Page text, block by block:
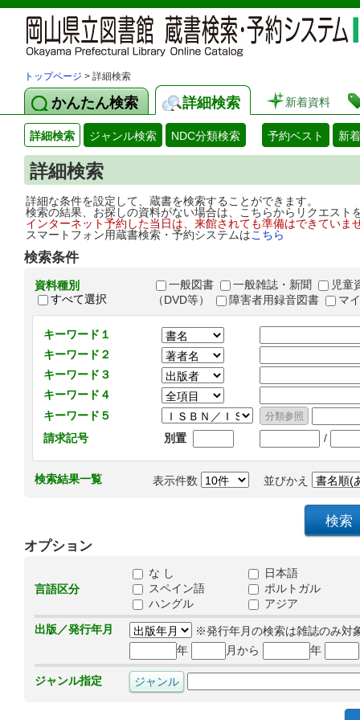
トップページ > 詳細検索
かんたん検索 詳細検索 新着資料
詳細検索 ジャンル検索 NDC分類検索 予約ベスト 新
詳細検索
詳細な条件を設定して、蔵書を検索することができます。
検索の結果、お探しの資料がない場合は、こちらからリクエス
インターネット予約した当日は、来館されても準備はできてい
スマートフォン用蔵書検索・予約システムはこちら
検索条件
資料種別
すべて選択
一般図書 一般雑誌・新聞
児童
（DVD等）
障害者用録音図書 マ
キーワード１
キーワード２
キーワード３
キーワード４
キーワード５
請求記号
別置 /
検索結果一覧 表示件数 並びかえ
オプション
言語区分
な し
日本語
スペイン語
ポルトガル
ハングル
アジア
出版／発行年月
※発行年月の検索は雑誌のみ対
年
月から 年
ジャンル指定